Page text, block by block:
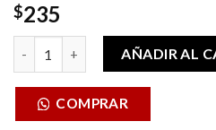
$235
Peinadora cajonera y mesa de
AÑADIR AL
COMPRAR